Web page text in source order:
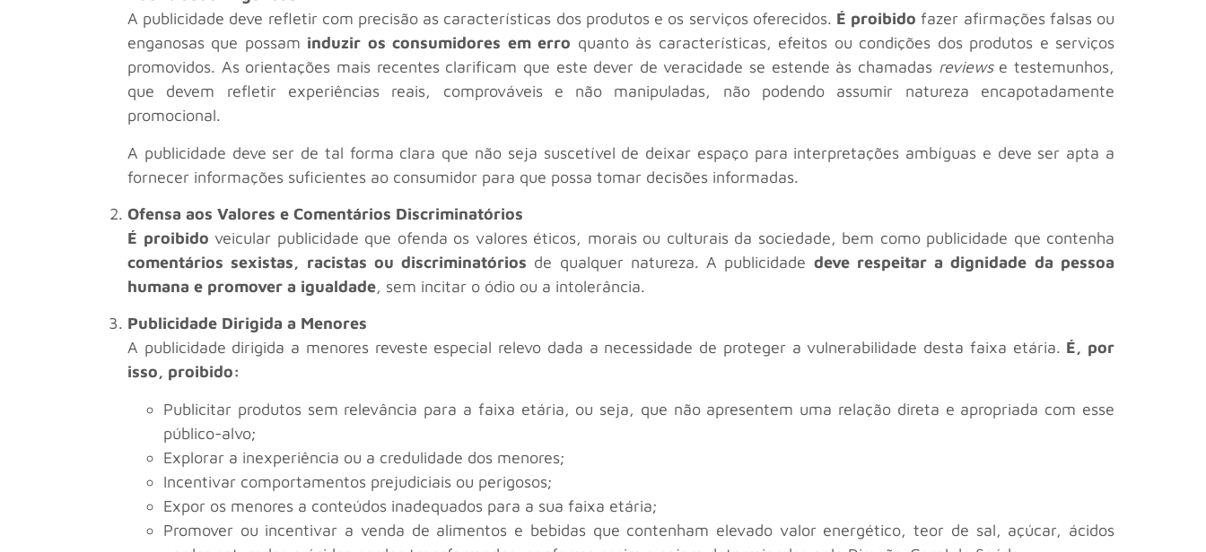
A publicidade deve refletir com precisão as características dos produtos e os serviços oferecidos. É proibido fazer afirmações falsas ou
enganosas que possam induzir os consumidores em erro quanto às características, efeitos ou condições dos produtos e serviços
promovidos. As orientações mais recentes clarificam que este dever de veracidade se estende às chamadas reviewse testemunhos,
que devem refletir experiências reais, comprováveis e não manipuladas, não podendo assumir natureza encapotadamente
promocional.
A publicidade deve ser de tal forma clara que não seja suscetível de deixar espaço para interpretações ambíguas e deve ser apta a
fornecer informações suficientes ao consumidor para que possa tomar decisões informadas.
Ofensa aos Valores e Comentários Discriminatórios
É proibido veicular publicidade que ofenda os valores éticos, morais ou culturais da sociedade, bem como publicidade que contenha
comentários sexistas, racistas ou discriminatórios de qualquer natureza. A publicidade deve respeitar a dignidade da pessoa
humana e promover a igualdade, sem incitar o ódio ou a intolerância.
Publicidade Dirigida a Menores
A publicidade dirigida a menores reveste especial relevo dada a necessidade de proteger a vulnerabilidade desta faixa etária. É, por
isso, proibido:
Publicitar produtos sem relevância para a faixa etária, ou seja, que não apresentem uma relação direta e apropriada com esse
público-alvo;
Explorar a inexperiência ou a credulidade dos menores;
Incentivar comportamentos prejudiciais ou perigosos;
Expor os menores a conteúdos inadequados para a sua faixa etária;
Promover ou incentivar a venda de alimentos e bebidas que contenham elevado valor energético, teor de sal, açúcar, ácidos